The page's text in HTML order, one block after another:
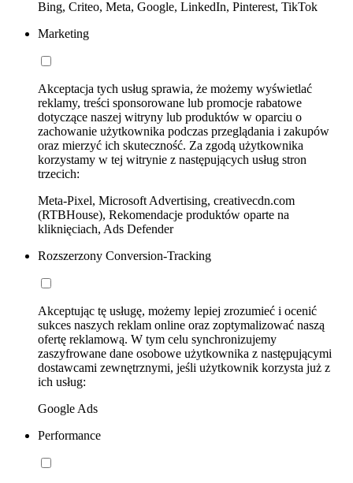
Bing, Criteo, Meta, Google, LinkedIn, Pinterest, TikTok
Marketing
Akceptacja tych usług sprawia, że możemy wyświetlać
reklamy, treści sponsorowane lub promocje rabatowe
dotyczące naszej witryny lub produktów w oparciu o
zachowanie użytkownika podczas przeglądania i zakupów
oraz mierzyć ich skuteczność. Za zgodą użytkownika
korzystamy w tej witrynie z następujących usług stron
trzecich:
Meta-Pixel, Microsoft Advertising, creativecdn.com
(RTBHouse), Rekomendacje produktów oparte na
kliknięciach, Ads Defender
Rozszerzony Conversion-Tracking
Akceptując tę usługę, możemy lepiej zrozumieć i ocenić
sukces naszych reklam online oraz zoptymalizować naszą
ofertę reklamową. W tym celu synchronizujemy
zaszyfrowane dane osobowe użytkownika z następującymi
dostawcami zewnętrznymi, jeśli użytkownik korzysta już z
ich usług:
Google Ads
Performance